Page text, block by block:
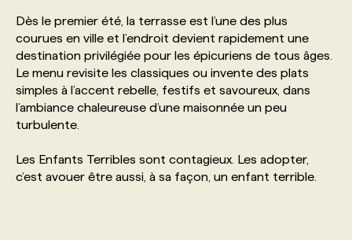
Dès le premier été, la terrasse est l’une des plus
courues en ville et l’endroit devient rapidement une
destination privilégiée pour les épicuriens de tous âges.
Le menu revisite les classiques ou invente des plats
simples à l’accent rebelle, festifs et savoureux, dans
l’ambiance chaleureuse d’une maisonnée un peu
turbulente.
Les Enfants Terribles sont contagieux. Les adopter,
c’est avouer être aussi, à sa façon, un enfant terrible.